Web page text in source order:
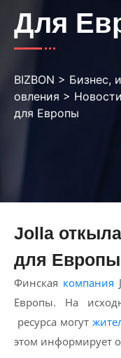
Для
BIZBON > Бизнес,
овления > Новости
для Европы
Jolla
для Европы
Финская компания
Европы. На
ресурса могут
этом информирует